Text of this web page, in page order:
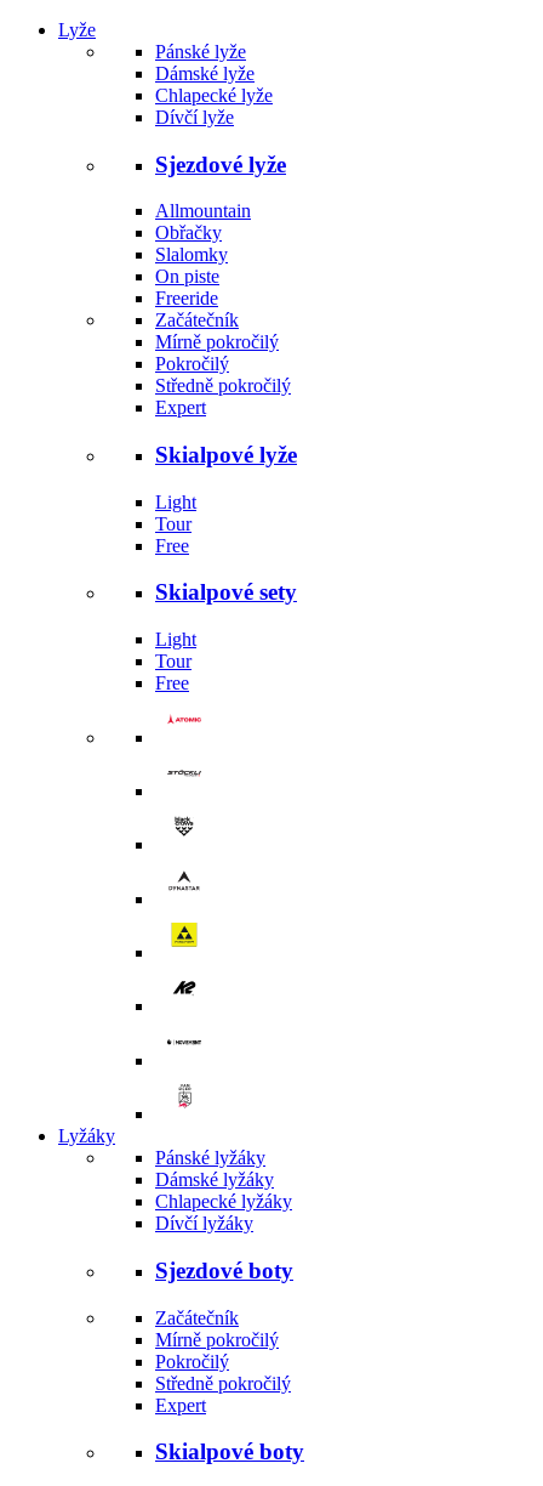
Lyže
Pánské lyže
Dámské lyže
Chlapecké lyže
Dívčí lyže
Sjezdové lyže
Allmountain
Obřačky
Slalomky
On piste
Freeride
Začátečník
Mírně pokročilý
Pokročilý
Středně pokročilý
Expert
Skialpové lyže
Light
Tour
Free
Skialpové sety
Light
Tour
Free
Lyžáky
Pánské lyžáky
Dámské lyžáky
Chlapecké lyžáky
Dívčí lyžáky
Sjezdové boty
Začátečník
Mírně pokročilý
Pokročilý
Středně pokročilý
Expert
Skialpové boty